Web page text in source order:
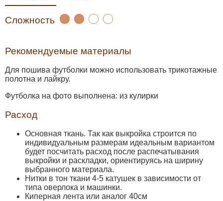
Сложность
Рекомендуемые материалы
Для пошива футболки можно использовать трикотажные
полотна и лайкру.
Футболка на фото выполнена: из кулирки
Расход
Основная ткань. Так как выкройка строится по
индивидуальным размерам идеальным вариантом
будет посчитать расход после распечатывания
выкройки и раскладки, ориентируясь на ширину
выбранного материала.
Нитки в тон ткани 4-5 катушек в зависимости от
типа оверлока и машинки.
Киперная лента или аналог 40см